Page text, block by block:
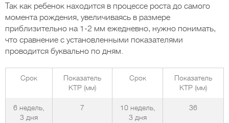
Так как ребенок находится в процессе роста до самого
момента рождения, увеличиваясь в размере
приблизительно на 1-2 мм ежедневно, нужно понимать,
что сравнение с установленными показателями
проводится буквально по дням.
Срок
Показатель
КТР (мм)
Срок
Показатель
КТР (мм)
6 недель,
3 дня
7
10 недель,
3 дня
36